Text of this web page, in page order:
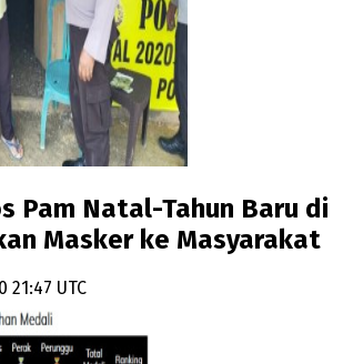
Pam Natal-Tahun Baru di
Masker ke Masyarakat
21:47 UTC